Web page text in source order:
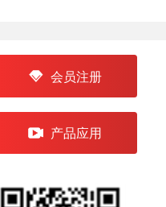
会员注册
产品应用